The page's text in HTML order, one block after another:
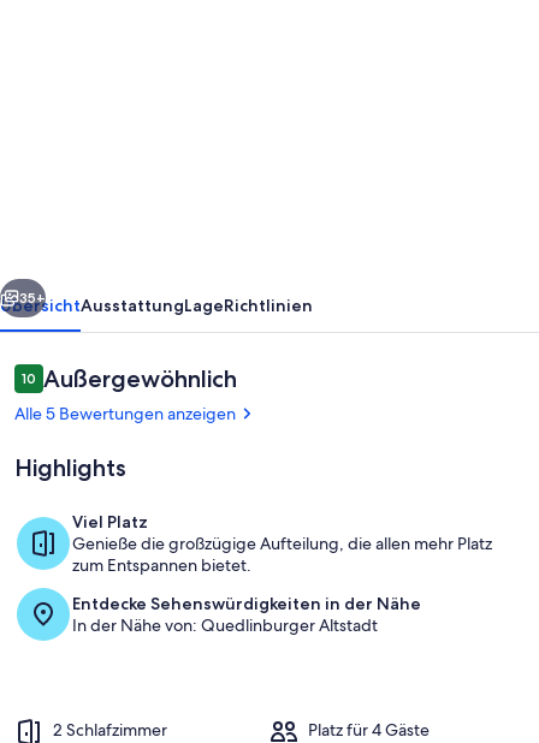
Weiter
35+
ÜbersichtAusstattungLageRichtlinien
Bewertungen
1010 von 10.
Außergewöhnlich
Alle 5 Bewertungen anzeigen
Highlights
Viel Platz
Genieße die großzügige Aufteilung, die allen mehr Platz
zum Entspannen bietet.
Entdecke Sehenswürdigkeiten in der Nähe
In der Nähe von: Quedlinburger Altstadt
2 Schlafzimmer Platz für 4 Gäste